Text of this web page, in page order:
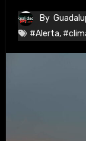
By
#Alerta,